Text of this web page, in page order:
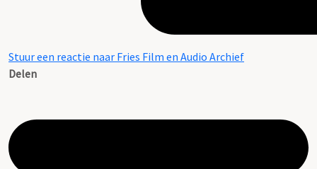
Stuur een reactie naar Fries Film en Audio Archief
Delen